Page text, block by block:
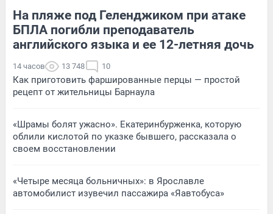
На пляже под Геленджиком при атаке
БПЛА погибли преподаватель
английского языка и ее 12-летняя дочь
14 часов 13 748 10
Как приготовить фаршированные перцы — простой
рецепт от жительницы Барнаула
«Шрамы болят ужасно». Екатеринбурженка, которую
облили кислотой по указке бывшего, рассказала о
своем восстановлении
«Четыре месяца больничных»: в Ярославле
автомобилист изувечил пассажира «Яавтобуса»